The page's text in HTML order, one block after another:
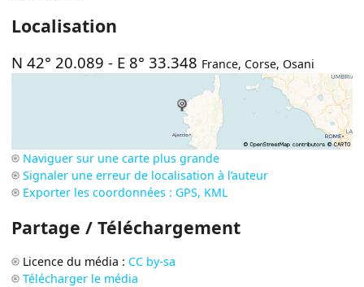
Localisation
N 42° 20.089 - E 8° 33.348 France, Corse, Osani
Naviguer sur une carte plus grande
Signaler une erreur de localisation à l’auteur
Exporter les coordonnées : GPS, KML
Partage / Téléchargement
Licence du média : CC by-sa
Télécharger le média